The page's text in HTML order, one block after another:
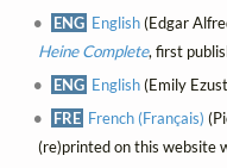
ENG English(Edgar
Heine Complete, first
ENG English(Emily
FRE French (Français)
(re)printed on this website